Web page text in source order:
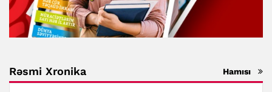
Rəsmi Xronika Hamısı